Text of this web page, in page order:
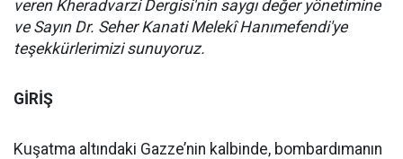
veren Kheradvarzi Dergisi'nin saygı değer yönetimine
ve Sayın Dr. Seher Kanati Melekî Hanımefendi'ye
teşekkürlerimizi sunuyoruz.
GİRİŞ
Kuşatma altındaki Gazze’nin kalbinde, bombardımanın